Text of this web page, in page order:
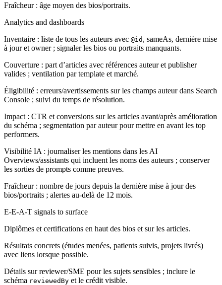
Fraîcheur : âge moyen des bios/portraits.
Analytics and dashboards
Inventaire : liste de tous les auteurs avec @id , sameAs, dernière mise
à jour et owner ; signaler les bios ou portraits manquants.
Couverture : part d’articles avec références auteur et publisher
valides ; ventilation par template et marché.
Éligibilité : erreurs/avertissements sur les champs auteur dans Search
Console ; suivi du temps de résolution.
Impact : CTR et conversions sur les articles avant/après amélioration
du schéma ; segmentation par auteur pour mettre en avant les top
performers.
Visibilité IA : journaliser les mentions dans les AI
Overviews/assistants qui incluent les noms des auteurs ; conserver
les sorties de prompts comme preuves.
Fraîcheur : nombre de jours depuis la dernière mise à jour des
bios/portraits ; alertes au-delà de 12 mois.
E-E-A-T signals to surface
Diplômes et certifications en haut des bios et sur les articles.
Résultats concrets (études menées, patients suivis, projets livrés)
avec liens lorsque possible.
Détails sur reviewer/SME pour les sujets sensibles ; inclure le
schéma reviewedBy et le crédit visible.